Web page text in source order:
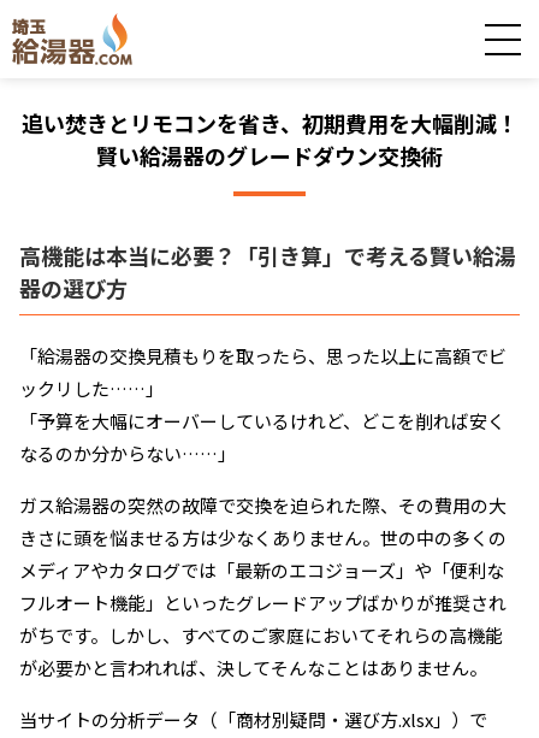
追い焚きとリモコンを省き、初期費用を大幅削減！
賢い給湯器のグレードダウン交換術
高機能は本当に必要？「引き算」で考える賢い給湯
器の選び方
「給湯器の交換見積もりを取ったら、思った以上に高額でビ
ックリした……」
「予算を大幅にオーバーしているけれど、どこを削れば安く
なるのか分からない……」
ガス給湯器の突然の故障で交換を迫られた際、その費用の大
きさに頭を悩ませる方は少なくありません。世の中の多くの
メディアやカタログでは「最新のエコジョーズ」や「便利な
フルオート機能」といったグレードアップばかりが推奨され
がちです。しかし、すべてのご家庭においてそれらの高機能
が必要かと言われれば、決してそんなことはありません。
当サイトの分析データ（「商材別疑問・選び方.xlsx」）で